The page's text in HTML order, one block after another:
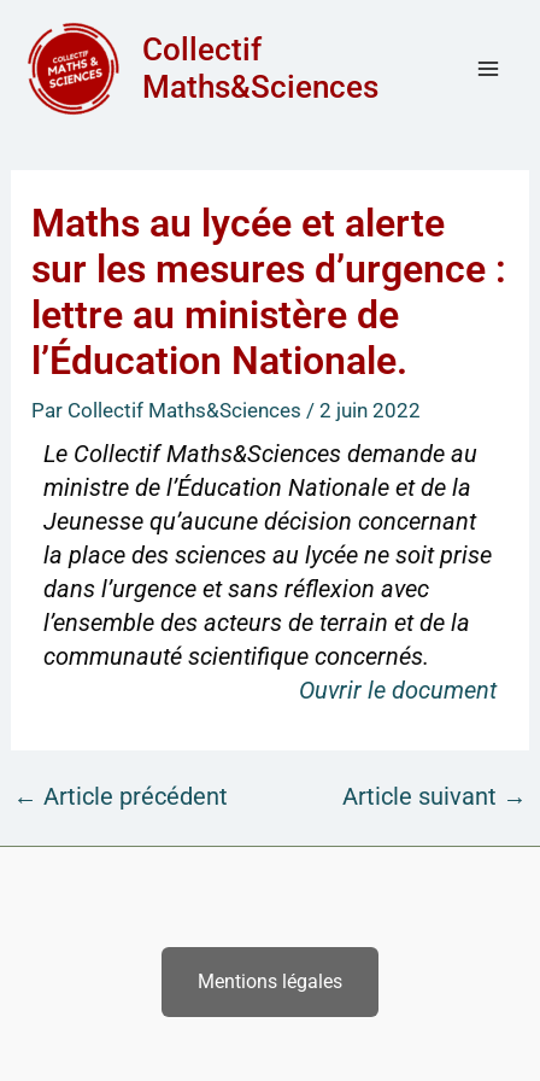
contenu
Collectif
Maths&Sciences
Maths au lycée et alerte
sur les mesures d’urgence :
lettre au ministère de
l’Éducation Nationale.
Par Collectif Maths&Sciences/2 juin 2022
Le Collectif Maths&Sciences demande au
ministre de l’Éducation Nationale et de la
Jeunesse qu’aucune décision concernant
la place des sciences au lycée ne soit prise
dans l’urgence et sans réflexion avec
l’ensemble des acteurs de terrain et de la
communauté scientifique concernés.
Ouvrir le document
← Article précédent Article suivant →
Mentions légales